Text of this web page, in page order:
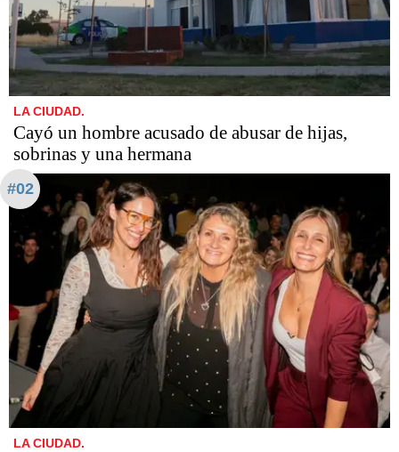
LA CIUDAD.
Cayó un hombre acusado de abusar de hijas,
sobrinas y una hermana
#02
LA CIUDAD.